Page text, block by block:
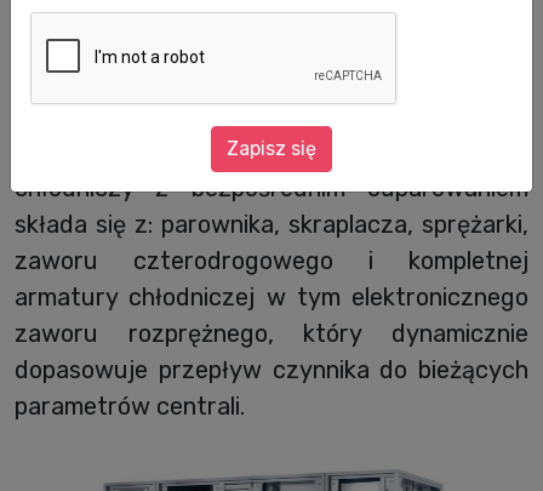
Pompa ciepła w centrali VTS Group to
wewnątrz urządzenia. Rewersyjny układ
chłodniczy z bezpośrednim odparowaniem
składa się z: parownika, skraplacza, sprężarki,
zaworu czterodrogowego i kompletnej
armatury chłodniczej w tym elektronicznego
zaworu rozprężnego, który dynamicznie
dopasowuje przepływ czynnika do bieżących
parametrów centrali.
Zapisz się